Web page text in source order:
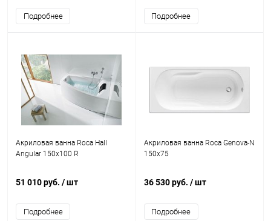
Подробнее Подробнее
Акриловая ванна Roca Hall
Angular 150x100 R
51 010 руб. / шт
Подробнее
Акриловая ванна Roca Genova-N
150x75
36 530 руб. / шт
Подробнее